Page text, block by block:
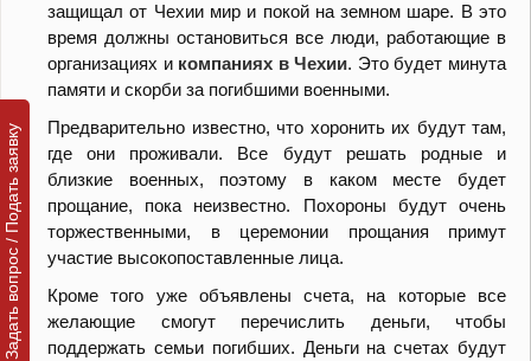
защищал от Чехии мир и покой на земном шаре. В это
время должны остановиться все люди, работающие в
организациях и компаниях в Чехии. Это будет минута
памяти и скорби за погибшими военными.
Предварительно известно, что хоронить их будут там,
где они проживали. Все будут решать родные и
близкие военных, поэтому в каком месте будет
прощание, пока неизвестно. Похороны будут очень
торжественными, в церемонии прощания примут
участие высокопоставленные лица.
Кроме того уже объявлены счета, на которые все
желающие смогут перечислить деньги, чтобы
поддержать семьи погибших. Деньги на счетах будут
Задать вопрос / Подать заявку